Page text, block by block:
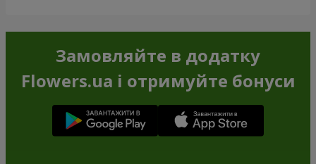
Замовляйте в додатку
Flowers.ua і отримуйте бонуси